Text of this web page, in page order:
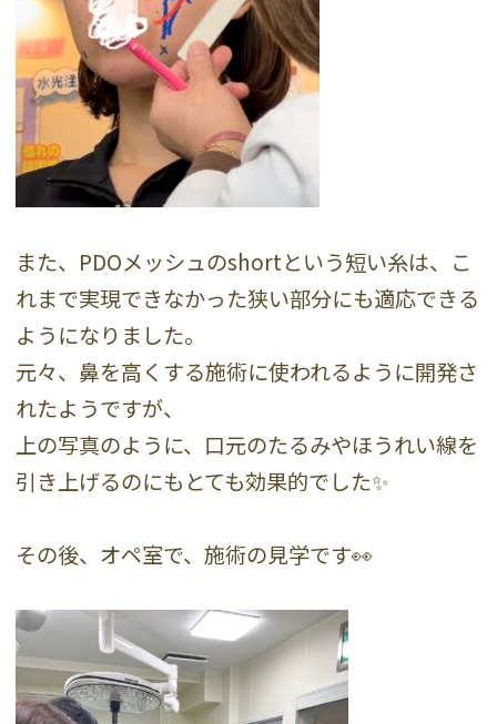
また、PDOメッシュのshortという短い糸は、こ
れまで実現できなかった狭い部分にも適応できる
ようになりました。
元々、鼻を高くする施術に使われるように開発さ
れたようですが、
上の写真のように、口元のたるみやほうれい線を
引き上げるのにもとても効果的でした✨
その後、オペ室で、施術の見学です👀